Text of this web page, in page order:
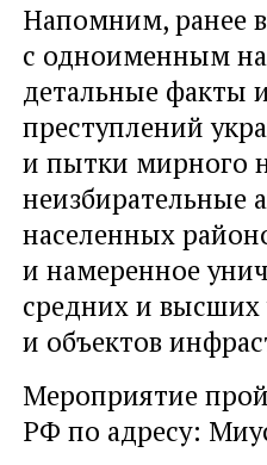
Напомним, ранее
с одноименным
детальные факты
преступлений
и пытки мирного
неизбирательные
населенных
и намеренное
средних и высших
и объектов
Мероприятие
РФ по адресу: